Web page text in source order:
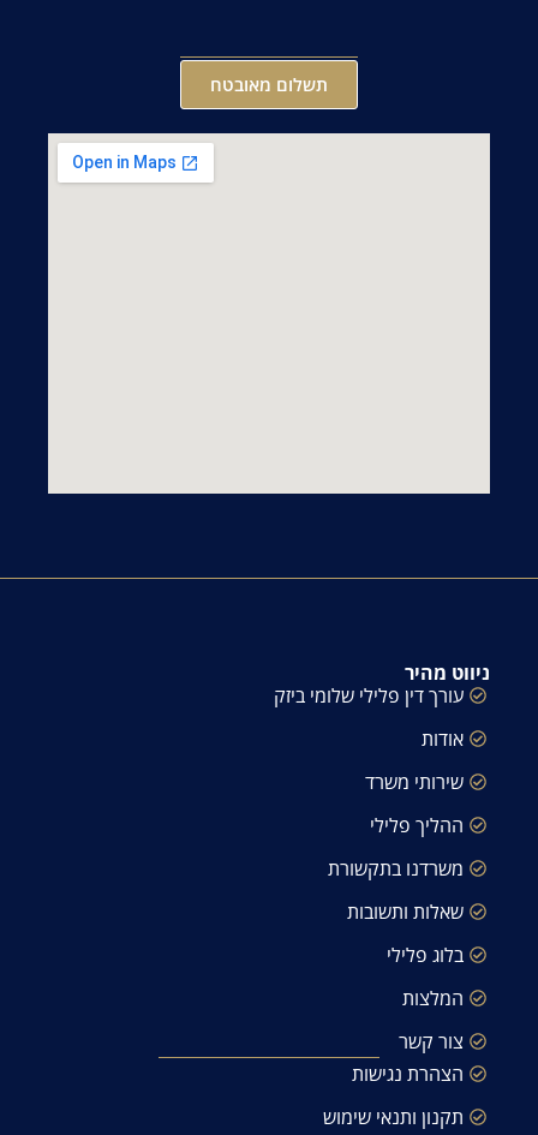
תשלום מאובטח
ניווט מהיר
עורך דין פלילי שלומי ביזק
אודות
שירותי משרד
ההליך פלילי
משרדנו בתקשורת
שאלות ותשובות
בלוג פלילי
המלצות
צור קשר
הצהרת נגישות
תקנון ותנאי שימוש